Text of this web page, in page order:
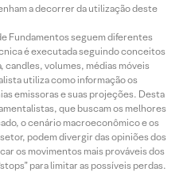
a decorrer da utilização deste
Fundamentos seguem diferentes
é executada seguindo conceitos
volumes, médias móveis
utiliza como informação os
emissoras e suas projeções. Desta
que buscam os melhores
o cenário macroeconômico e os
podem divergir das opiniões dos
os movimentos mais prováveis dos
para limitar as possíveis perdas.